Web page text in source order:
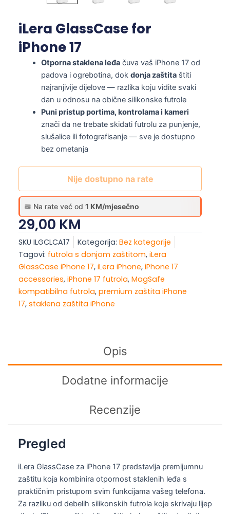
iLera GlassCase for
iPhone 17
Otporna staklena leđačuva vaš iPhone 17 od
padova i ogrebotina, dok donja zaštitaštiti
najranjivije dijelove — razlika koju vidite svaki
dan u odnosu na obične silikonske futrole
Puni pristup portima, kontrolama i kameri
znači da ne trebate skidati futrolu za punjenje,
slušalice ili fotografisanje — sve je dostupno
bez ometanja
Na rate već od 1 KM/mjesečno
Nije dostupno na rate
29,00 KM
SKU ILGCLCA17 Kategorija: Bez kategorije
Tagovi: futrola s donjom zaštitom, iLera
GlassCase iPhone 17, iLera iPhone, iPhone 17
accessories, iPhone 17 futrola, MagSafe
kompatibilna futrola, premium zaštita iPhone
17, staklena zaštita iPhone
Opis
Dodatne informacije
Recenzije
Pregled
iLera GlassCase za iPhone 17 predstavlja premijumnu
zaštitu koja kombinira otpornost staklenih leđa s
praktičnim pristupom svim funkcijama vašeg telefona.
Za razliku od debelih silikonskih futrola koje skrivaju lijep